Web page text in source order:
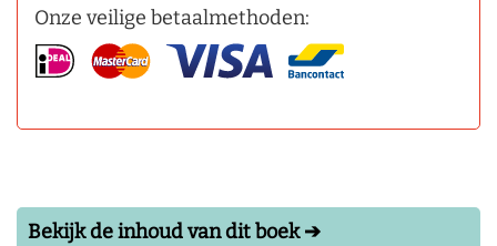
Onze veilige betaalmethoden:
Bekijk de inhoud van dit boek ➔